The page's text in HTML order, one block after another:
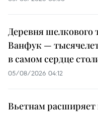
Деревня шелкового
Ванфук —
в самом сердце
05/08/2026 04:12
Вьетнам расширяет